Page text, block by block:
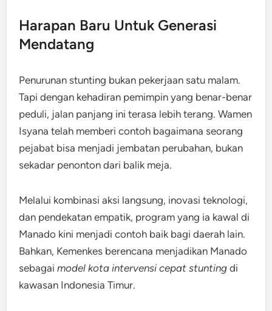
Harapan Baru Untuk Generasi
Mendatang
Penurunan stunting bukan pekerjaan satu malam.
Tapi dengan kehadiran pemimpin yang benar-benar
peduli, jalan panjang ini terasa lebih terang. Wamen
Isyana telah memberi contoh bagaimana seorang
pejabat bisa menjadi jembatan perubahan, bukan
sekadar penonton dari balik meja.
Melalui kombinasi aksi langsung, inovasi teknologi,
dan pendekatan empatik, program yang ia kawal di
Manado kini menjadi contoh baik bagi daerah lain.
Bahkan, Kemenkes berencana menjadikan Manado
sebagaimodel kota intervensi cepat stunting di
kawasan Indonesia Timur.